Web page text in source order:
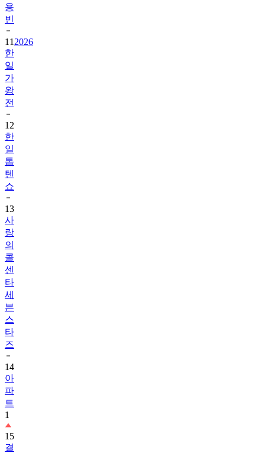
용
빈
11 2026
한
일
가
왕
전
12
한
일
톱
텐
쇼
13
사
랑
의
콜
센
타
세
븐
스
타
즈
14
아
파
트
1
15
결